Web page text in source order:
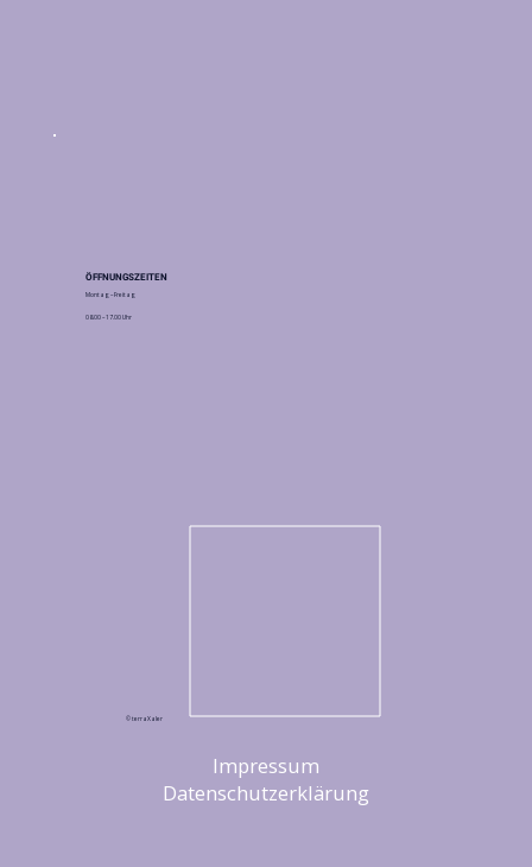
ÖFFNUNGSZEITEN
Montag – Freitag
08.00 – 17.00 Uhr
© terraXaler
Impressum
Datenschutzerklärung